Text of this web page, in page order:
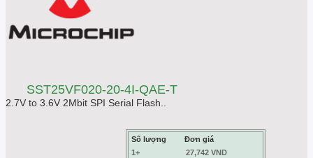
SST25VF020-20-4I-QAE-T
2.7V to 3.6V 2Mbit SPI Serial Flash..
Số lượng
Đơn giá
1+
27,742 VND